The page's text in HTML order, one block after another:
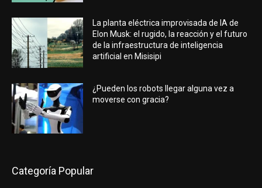
La planta eléctrica improvisada de IA de
Elon Musk: el rugido, la reacción y el futuro
de la infraestructura de inteligencia
artificial en Misisipi
¿Pueden los robots llegar alguna vez a
moverse con gracia?
Categoría Popular